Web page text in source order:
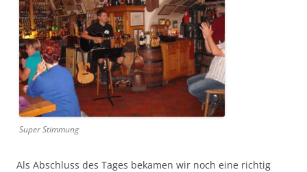
Super Stim­mung
Als Abschluss des Tages beka­men wir noch eine richtig